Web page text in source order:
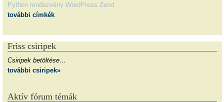
Python rendezvény WordPress Zend
további címkék
Friss csiripek
Csiripek betöltése…
további csiripek»
Aktív fórum témák